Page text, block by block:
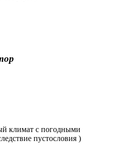
климат с погодными
пустословия )